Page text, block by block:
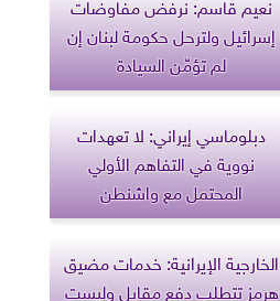
إسرائيل ولترحل حكومة لبنان إن
لم تؤمّن السيادة
دبلوماسي إيراني: لا تعهدات
نووية في التفاهم الأولي
المحتمل مع واشنطن
الخارجية الإيرانية: خدمات مضيق
هرمز تتطلب دفع مقابل وليست